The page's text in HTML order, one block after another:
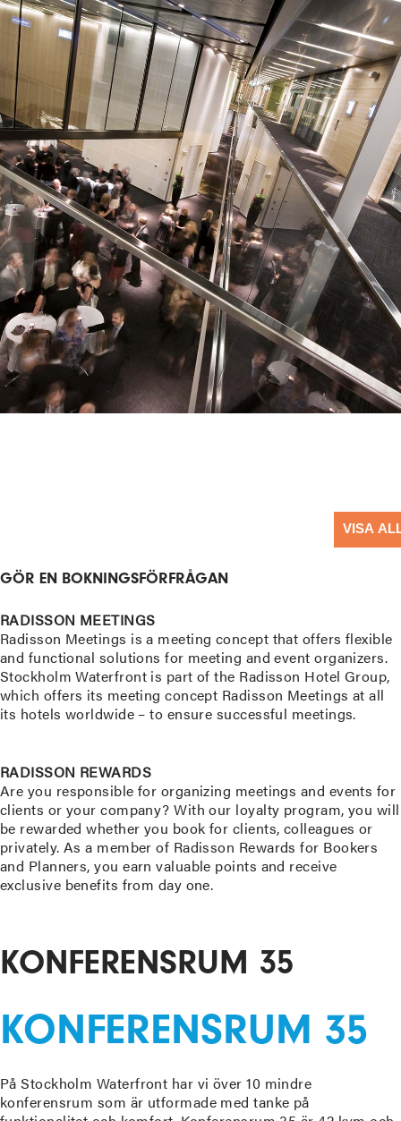
VISA
GÖR EN BOKNINGSFÖRFRÅGAN
RADISSON MEETINGS
Radisson Meetings is a meeting concept that offers flexible
and functional solutions for meeting and event organizers.
Stockholm Waterfront is part of the Radisson Hotel Group,
which offers its meeting concept Radisson Meetings at all
its hotels worldwide – to ensure successful meetings.
RADISSON REWARDS
Are you responsible for organizing meetings and events for
clients or your company? With our loyalty program, you will
be rewarded whether you book for clients, colleagues or
privately. As a member of Radisson Rewards for Bookers
and Planners, you earn valuable points and receive
exclusive benefits from day one.
KONFERENSRUM 35
KONFERENSRUM 35
På Stockholm Waterfront har vi över 10 mindre
konferensrum som är utformade med tanke på